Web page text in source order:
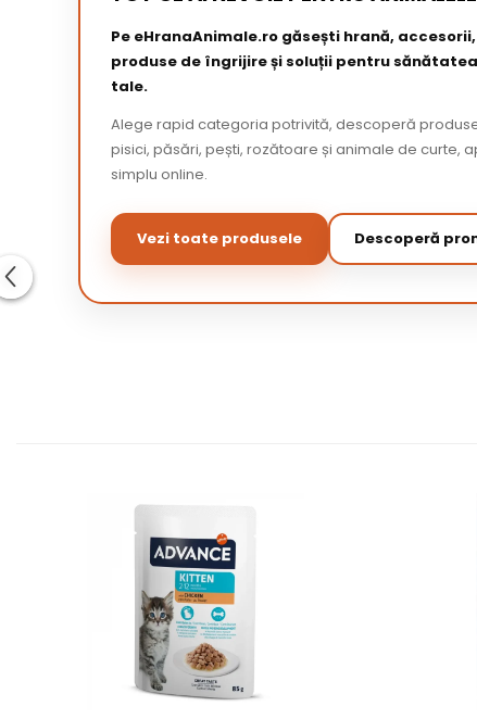
Pe eHranaAnimale.ro găsești hrană,
produse de îngrijire și soluții pentru
tale.
Alege rapid categoria potrivită, descoperă
pisici, păsări, pești, rozătoare și animale de curte,
simplu online.
Vezi toate produsele Descoperă